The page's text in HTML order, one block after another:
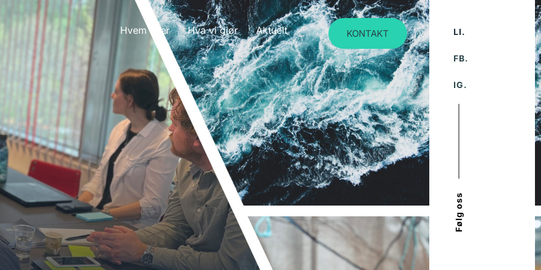
Hvem vi er Hva vi gjør Aktuelt KONTAKT LI.
FB.
IG.
Følg oss